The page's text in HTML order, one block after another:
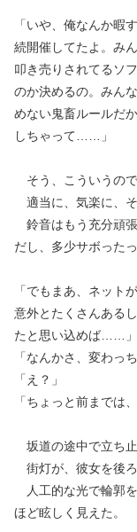
「いや、俺なんか暇
続開催してたよ。み
叩き売りされてるソ
のか決めるの。みん
めない鬼畜ルールだ
しちゃって……」
そう、こういうので
適当に、気楽に、そ
鈴音はもう充分頑
だし、多少サボった
「でもまあ、ネット
意外とたくさんある
たと思い込めば……」
「なんかさ、変わっ
「え？」
「ちょっと前までは
坂道の途中で立ち止
街灯が、彼女を後ろ
人工的な光で輪郭
ほど眩しく見えた。